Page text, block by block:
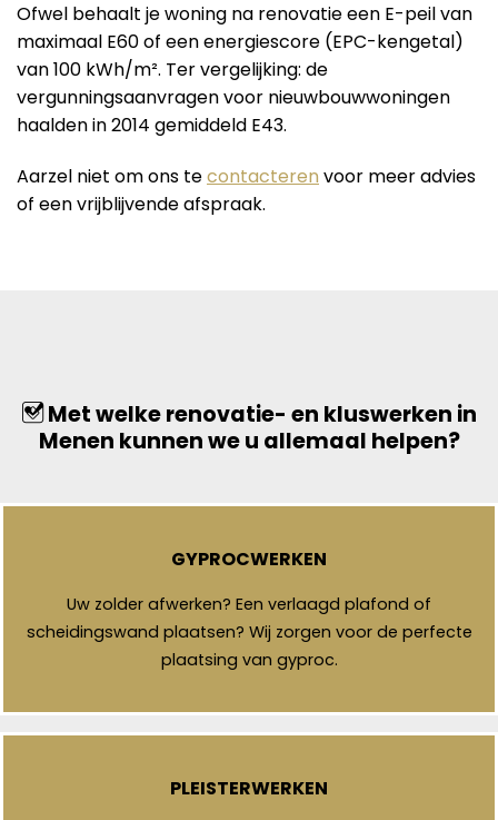
Ofwel behaalt je woning na renovatie een E-peil van
maximaal E60 of een energiescore (EPC-kengetal)
van 100 kWh/m². Ter vergelijking: de
vergunningsaanvragen voor nieuwbouwwoningen
haalden in 2014 gemiddeld E43.
Aarzel niet om ons tecontacteren voor meer advies
of een vrijblijvende afspraak.
Met welke renovatie- en kluswerken in
Menen kunnen we u allemaal helpen?
GYPROCWERKEN
Uw zolder afwerken? Een verlaagd plafond of
scheidingswand plaatsen? Wij zorgen voor de perfecte
plaatsing van gyproc.
PLEISTERWERKEN